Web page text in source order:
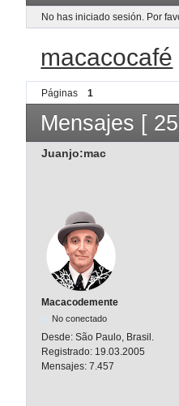
No has iniciado sesión. Por
macacocafé
Páginas 1
Mensajes [
Juanjo:mac
Macacodemente
No conectado
Desde: São Paulo, Brasil.
Registrado: 19.03.2005
Mensajes: 7.457